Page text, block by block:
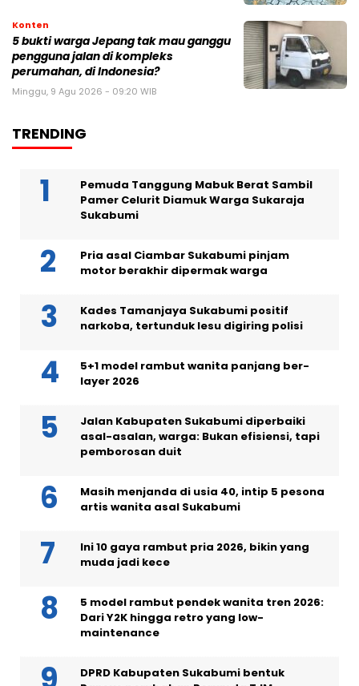
Konten
5 bukti warga Jepang tak mau ganggu
pengguna jalan di kompleks
perumahan, di Indonesia?
Minggu, 9 Agu 2026 - 09:20 WIB
TRENDING
Pemuda Tanggung Mabuk Berat Sambil
Pamer Celurit Diamuk Warga Sukaraja
Sukabumi
Pria asal Ciambar Sukabumi pinjam
motor berakhir dipermak warga
Kades Tamanjaya Sukabumi positif
narkoba, tertunduk lesu digiring polisi
5+1 model rambut wanita panjang ber-
layer 2026
Jalan Kabupaten Sukabumi diperbaiki
asal-asalan, warga: Bukan efisiensi, tapi
pemborosan duit
Masih menjanda di usia 40, intip 5 pesona
artis wanita asal Sukabumi
Ini 10 gaya rambut pria 2026, bikin yang
muda jadi kece
5 model rambut pendek wanita tren 2026:
Dari Y2K hingga retro yang low-
maintenance
DPRD Kabupaten Sukabumi bentuk